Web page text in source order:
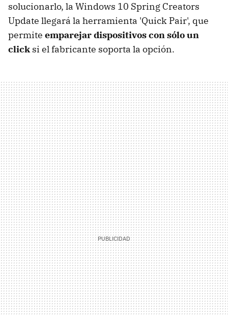
solucionarlo, la Windows 10 Spring Creators
Update llegará la herramienta 'Quick Pair', que
permite emparejar dispositivos con sólo un
clicksi el fabricante soporta la opción.